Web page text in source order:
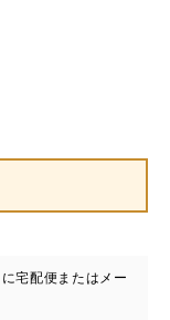
に宅配便またはメー